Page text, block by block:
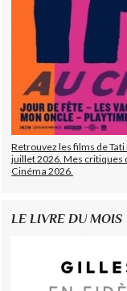
Retrouvez les films de
juillet 2026. Mes critiques
Cinéma 2026.
LE LIVRE DU MOIS